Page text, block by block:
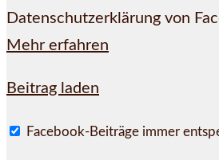
Datenschutzerklärung von
Mehr erfahren
Beitrag laden
Facebook-Beiträge immer